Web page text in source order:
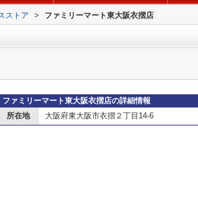
ストア > ファミリーマート東大阪衣摺店
ファミリーマート東大阪衣摺店の詳細情報
所在地
大阪府東大阪市衣摺２丁目14-6